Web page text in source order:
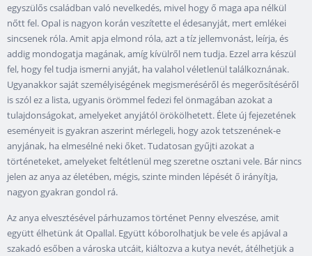
egyszülős családban való nevelkedés, mivel hogy ő maga apa nélkül
nőtt fel. Opal is nagyon korán veszítette el édesanyját, mert emlékei
sincsenek róla. Amit apja elmond róla, azt a tíz jellemvonást, leírja, és
addig mondogatja magának, amíg kívülről nem tudja. Ezzel arra készül
fel, hogy fel tudja ismerni anyját, ha valahol véletlenül találkoznának.
Ugyanakkor saját személyiségének megismeréséről és megerősítéséről
is szól ez a lista, ugyanis örömmel fedezi fel önmagában azokat a
tulajdonságokat, amelyeket anyjától örökölhetett. Élete új fejezetének
eseményeit is gyakran aszerint mérlegeli, hogy azok tetszenének-e
anyjának, ha elmesélné neki őket. Tudatosan gyűjti azokat a
történeteket, amelyeket feltétlenül meg szeretne osztani vele. Bár nincs
jelen az anya az életében, mégis, szinte minden lépését ő irányítja,
nagyon gyakran gondol rá.
Az anya elvesztésével párhuzamos történet Penny elveszése, amit
együtt élhetünk át Opallal. Együtt kóborolhatjuk be vele és apjával a
szakadó esőben a városka utcáit, kiáltozva a kutya nevét, átélhetjük a